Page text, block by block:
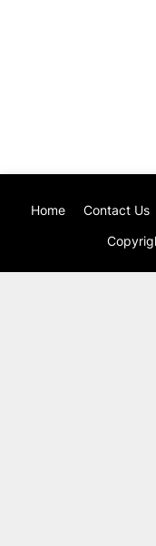
Home Contact Us